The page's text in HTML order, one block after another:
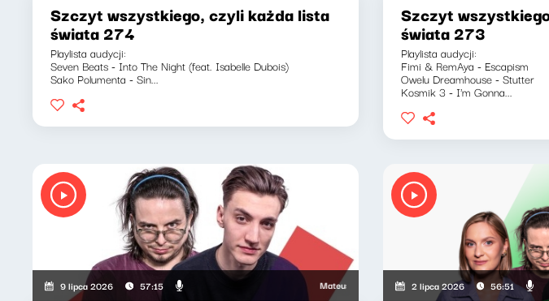
Szczyt wszystkiego, czyli każda lista
świata 274
Playlista audycji:
Seven Beats - Into The Night (feat. Isabelle Dubois)
Sako Polumenta - Sin...
Szczyt
świata 273
Playlista audycji:
Fimi & RemAya - Escapism
Owelu Dreamhouse - Stutter
Kosmik 3 - I'm Gonna...
9 lipca 2026 57:15 Mateusz Andruszkiewicz, Marcin Mann
2 lipca 2026 56:51